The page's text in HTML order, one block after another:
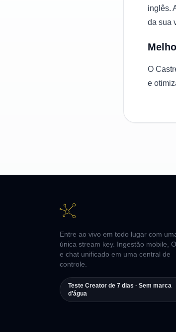
inglês.
da sua
O
e
Entre ao vivo em todo lugar com
única stream key. Ingestão mobile,
e chat unificado em uma central de
controle.
Teste Creator de 7 dias · Sem marca
d’água